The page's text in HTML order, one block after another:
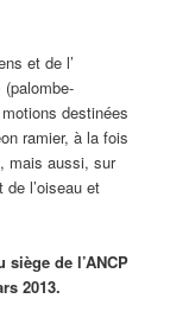
et de l’
destinées
ramier, à la fois
mais aussi, sur
de l’oiseau et
de l’ANCP
2013.